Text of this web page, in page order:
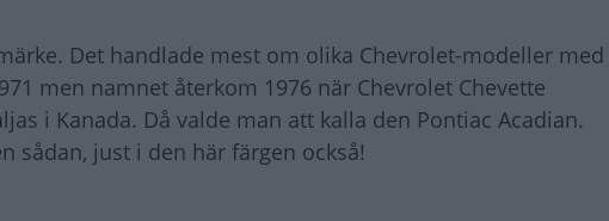
Det handlade mest om olika Chevrolet-modeller med
men namnet återkom 1976 när Chevrolet Chevette
i Kanada. Då valde man att kalla den Pontiac Acadian.
sådan, just i den här färgen också!